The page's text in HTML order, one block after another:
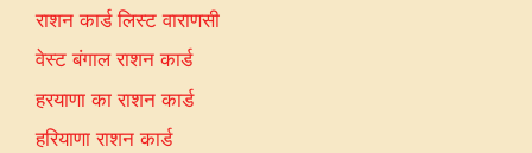
राशन कार्ड लिस्ट वाराणसी
वेस्ट बंगाल राशन कार्ड
हरयाणा का राशन कार्ड
हरियाणा राशन कार्ड